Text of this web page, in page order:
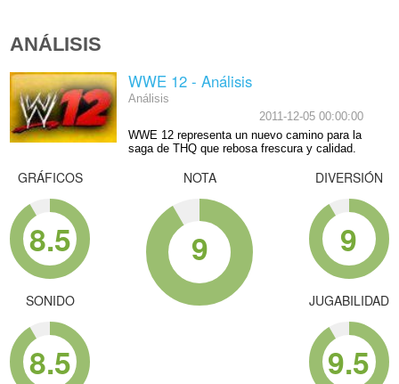
ANÁLISIS
WWE 12 - Análisis
Análisis
2011-12-05 00:00:00
WWE 12 representa un nuevo camino para la
saga de THQ que rebosa frescura y calidad.
GRÁFICOS
8.5
SONIDO
8.5
NOTA
9
DIVERSIÓN
9
JUGABILIDAD
9.5